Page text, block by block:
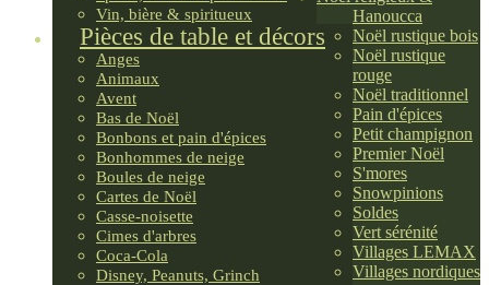
Vin, bière & spiritueux
Pièces de table et décors
Anges
Animaux
Avent
Bas de Noël
Bonbons et pain d'épices
Bonhommes de neige
Boules de neige
Cartes de Noël
Casse-noisette
Cimes d'arbres
Coca-Cola
Disney, Peanuts, Grinch
Hanoucca
Noël rustique bois
Noël rustique
rouge
Noël traditionnel
Pain d'épices
Petit champignon
Premier Noël
S'mores
Snowpinions
Soldes
Vert sérénité
Villages LEMAX
Villages nordiques